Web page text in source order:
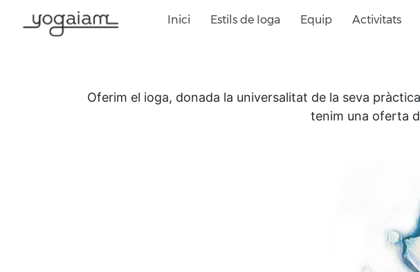
Inici Estils de Ioga Equip Activitats
Oferim el ioga, donada la universalitat de la seva
tenim una oferta